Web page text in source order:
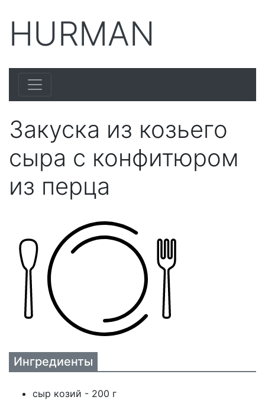
HURMAN
Закуска из козьего
сыра с конфитюром
из перца
Ингредиенты
сыр козий - 200 г